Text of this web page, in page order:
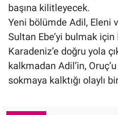
başına kilitleyecek.
Yeni bölümde Adil, Eleni
Sultan Ebe’yi bulmak için
Karadeniz’e doğru yola
kalkmadan Adil’in,
sokmaya kalktığı olaylı